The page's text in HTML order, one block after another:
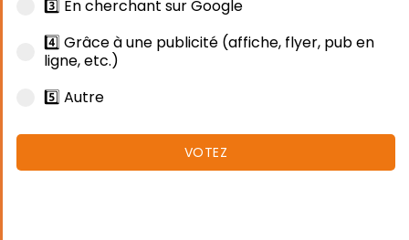
3️⃣ En cherchant sur Google
4️⃣ Grâce à une publicité (affiche, flyer, pub en
ligne, etc.)
5️⃣ Autre
VOTEZ